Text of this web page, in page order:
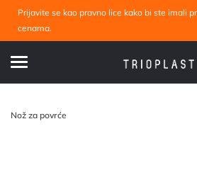
Prijavite se kao pravno lice kako bi ste imali
cenama.
Nož za povrće